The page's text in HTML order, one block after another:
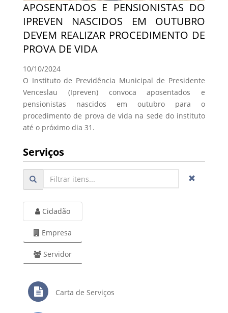
APOSENTADOS E PENSIONISTAS DO
IPREVEN NASCIDOS EM OUTUBRO
DEVEM REALIZAR PROCEDIMENTO DE
PROVA DE VIDA
10/10/2024
O Instituto de Previdência Municipal de Presidente
Venceslau (Ipreven) convoca aposentados e
pensionistas nascidos em outubro para o
procedimento de prova de vida na sede do instituto
até o próximo dia 31.
Serviços
Cidadão
Empresa
Servidor
Carta de Serviços